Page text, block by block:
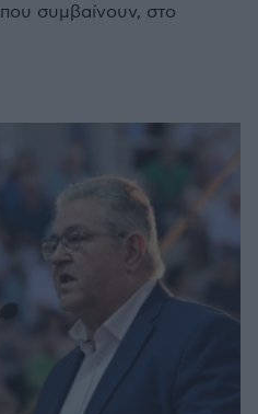
συμβαίνουν, στο